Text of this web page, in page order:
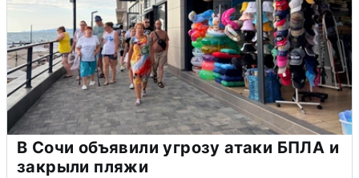
В Сочи объявили угрозу атаки БПЛА и
закрыли пляжи